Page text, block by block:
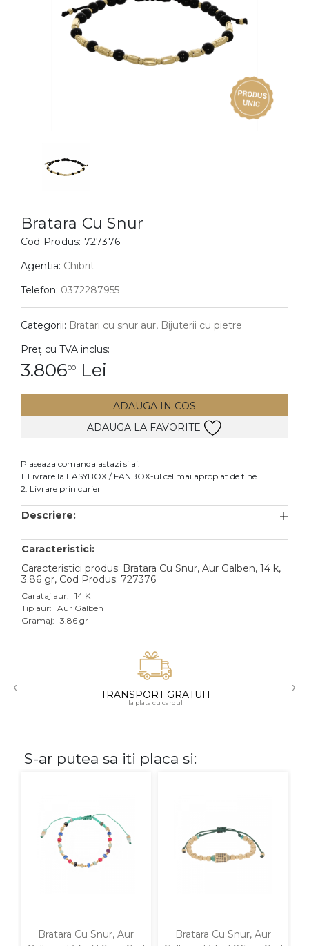
BIJUTERII COPII
Cercei
Bratari
Coliere
Lanturi
Pandantive
Inele
Cercei
Bratari
Lanturi
Pandantive
Accesorii
Aur galben
Aur alb
Aur roz
Cu pietre
Diamante
Bratara Cu Snur
Cod Produs: 727376
Agentia: Chibrit
Telefon: 0372287955
Categorii: Bratari cu snur aur, Bijuterii cu pietre
Preț cu TVA inclus:
3.80600 Lei
ADAUGA IN COS
ADAUGA LA FAVORITE
Plaseaza comanda astazi si ai:
1. Livrare la EASYBOX / FANBOX-ul cel mai apropiat de tine
2. Livrare prin curier
Descriere:
Caracteristici:
Caracteristici produs: Bratara Cu Snur, Aur Galben, 14 k,
3.86 gr, Cod Produs: 727376
Carataj aur: 14 K
Tip aur: Aur Galben
Gramaj: 3.86 gr
‹ TRANSPORT GRATUIT
la plata cu cardul
›
S-ar putea sa iti placa si:
Bratara Cu Snur, Aur
Bratara Cu Snur, Aur